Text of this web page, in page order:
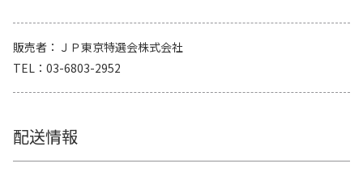
販売者
ＪＰ東京特選会株式会社
TEL
03-6803-2952
配送情報